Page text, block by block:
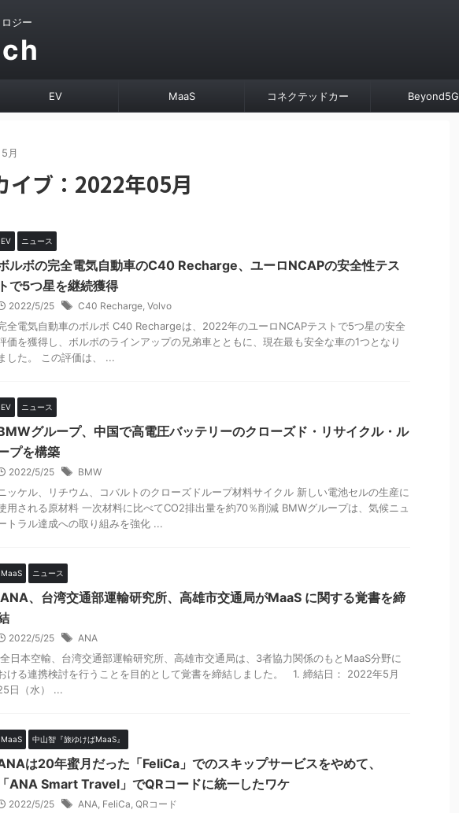
ジー
EV MaaS コネクテッドカー Beyond5G
5月
イブ：2022年05月
EV ニュース
ルボの完全電気自動車のC40 Recharge、ユーロNCAPの安全性テス
トで5つ星を継続獲得
2022/5/25 C40 Recharge, Volvo
全電気自動車のボルボ C40 Rechargeは、2022年のユーロNCAPテストで5つ星の安全
価を獲得し、ボルボのラインアップの兄弟車とともに、現在最も安全な車の1つとなり
ました。 この評価は、 ...
EV ニュース
グループ、中国で高電圧バッテリーのクローズド・リサイクル・ル
プを構築
2022/5/25 BMW
ッケル、リチウム、コバルトのクローズドループ材料サイクル 新しい電池セルの生産に
用される原材料 一次材料に比べてCO2排出量を約70％削減 BMWグループは、気候ニュ
トラル達成への取り組みを強化 ...
MaaS ニュース
ANA、台湾交通部運輸研究所、高雄市交通局がMaaS に関する覚書を締
2022/5/25 ANA
全日本空輸、台湾交通部運輸研究所、高雄市交通局は、3者協力関係のもとMaaS分野に
ける連携検討を行うことを目的として覚書を締結しました。 1. 締結日： 2022年5月
日（水） ...
MaaS 中山智『旅ゆけばMaaS』
は20年蜜月だった「FeliCa」でのスキップサービスをやめて、
「ANA Smart Travel」でQRコードに統一したワケ
2022/5/25 ANA, FeliCa, QRコード